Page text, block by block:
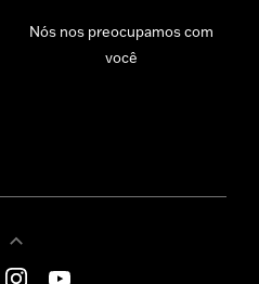
Nós nos preocupamos com
você